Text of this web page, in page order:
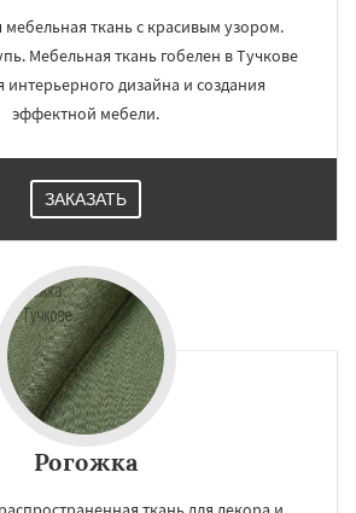
мебельная ткань с красивым узором.
Мебельная ткань гобелен в Тучкове
интерьерного дизайна и создания
эффектной мебели.
ЗАКАЗАТЬ
Рогожка